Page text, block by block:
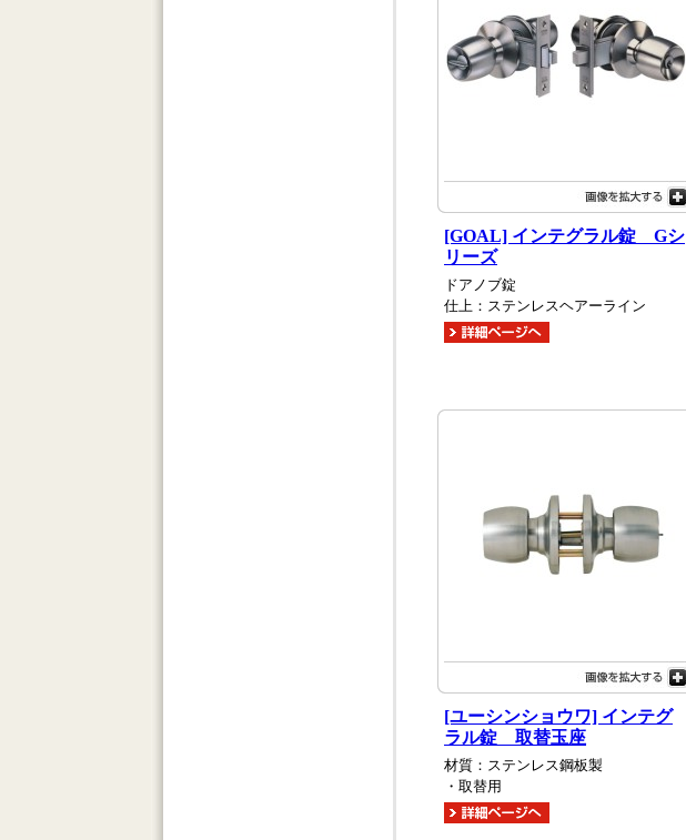
[GOAL] インテグラル錠 Gシ
リーズ
ドアノブ錠
仕上：ステンレスヘアーライン
[ユーシンショウワ] インテグ
ラル錠 取替玉座
材質：ステンレス鋼板製
・取替用